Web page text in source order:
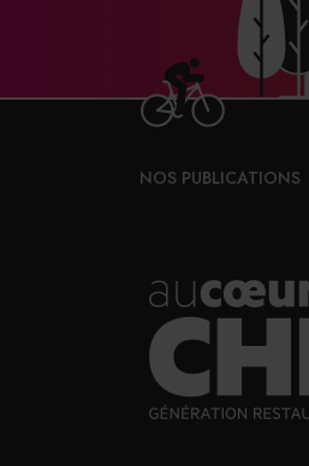
Vous
NOS PUBLICATIONS